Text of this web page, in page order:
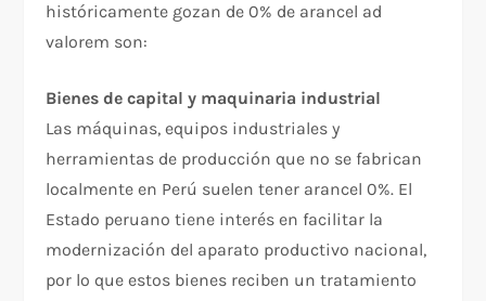
históricamente gozan de 0% de arancel ad
valorem son:
Bienes de capital y maquinaria industrial
Las máquinas, equipos industriales y
herramientas de producción que no se fabrican
localmente en Perú suelen tener arancel 0%. El
Estado peruano tiene interés en facilitar la
modernización del aparato productivo nacional,
por lo que estos bienes reciben un tratamiento